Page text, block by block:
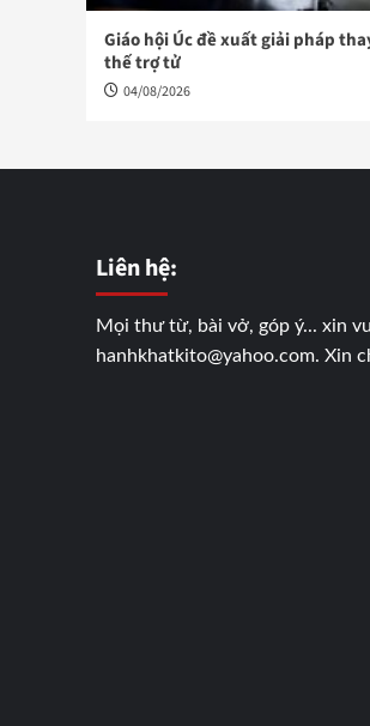
Giáo hội Úc đề xuất giải pháp
thế trợ tử
04/08/2026
Liên hệ:
Mọi thư từ, bài vở, góp ý... xin
hanhkhatkito@yahoo.com. Xin